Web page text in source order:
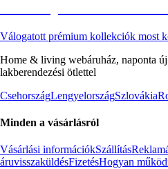
Válogatott prémium kollekciók most
Home & living webáruház, naponta
lakberendezési ötlettel
CsehországLengyelországSzlovákia
Minden a vásárlásról
Vásárlási információkSzállítás
áruvisszaküldésFizetésHogyan